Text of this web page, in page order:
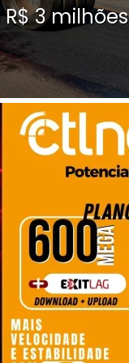
3 milhões